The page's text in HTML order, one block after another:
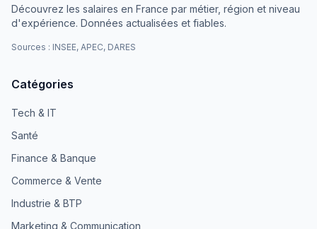
Découvrez les salaires en France par métier, région et niveau
d'expérience. Données actualisées et fiables.
Sources : INSEE, APEC, DARES
Catégories
Tech & IT
Santé
Finance & Banque
Commerce & Vente
Industrie & BTP
Marketing & Communication